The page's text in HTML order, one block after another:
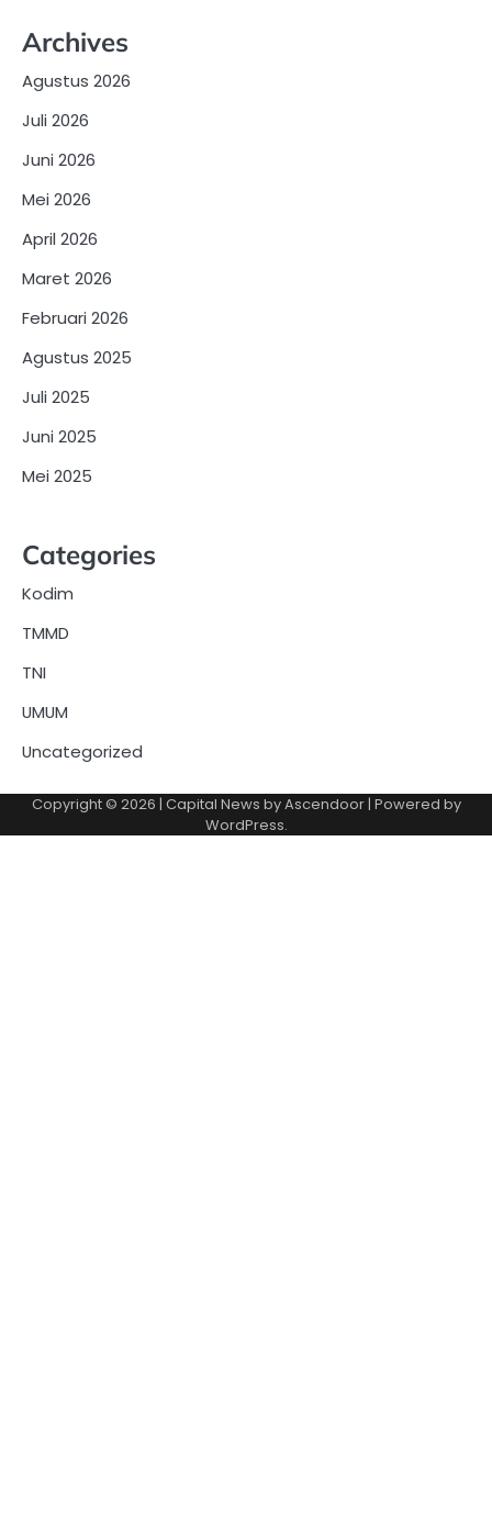
Archives
Agustus 2026
Juli 2026
Juni 2026
Mei 2026
April 2026
Maret 2026
Februari 2026
Agustus 2025
Juli 2025
Juni 2025
Mei 2025
Categories
Kodim
TMMD
TNI
UMUM
Uncategorized
Copyright © 2026 | Capital News byAscendoor| Powered by
WordPress.